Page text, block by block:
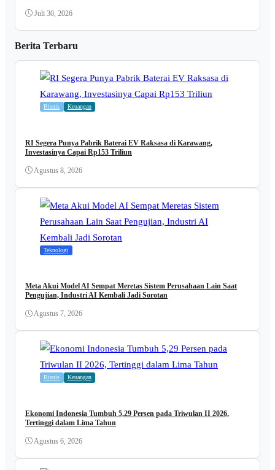
Juli 30, 2026
Berita Terbaru
Bisnis Keuangan
RI Segera Punya Pabrik Baterai EV Raksasa di Karawang,
Investasinya Capai Rp153 Triliun
Agustus 8, 2026
Teknologi
Meta Akui Model AI Sempat Meretas Sistem Perusahaan Lain Saat
Pengujian, Industri AI Kembali Jadi Sorotan
Agustus 7, 2026
Bisnis Keuangan
Ekonomi Indonesia Tumbuh 5,29 Persen pada Triwulan II 2026,
Tertinggi dalam Lima Tahun
Agustus 6, 2026